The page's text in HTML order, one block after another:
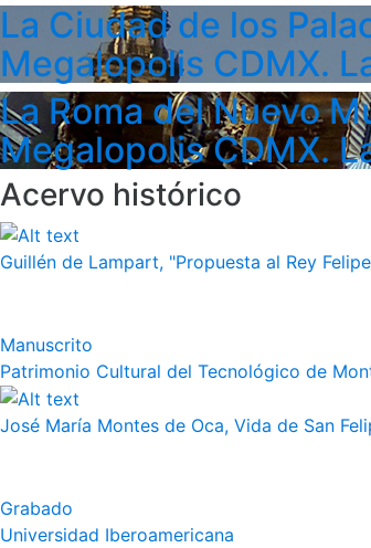
La Ciudad de los
Megalopolis CDMX.
La Roma del Nuevo
Megalopolis CDMX.
Acervo histórico
Guillén de Lampart, "Propuesta al Rey
Manuscrito
Patrimonio Cultural del Tecnológico de
José María Montes de Oca, Vida de San
Grabado
Universidad Iberoamericana